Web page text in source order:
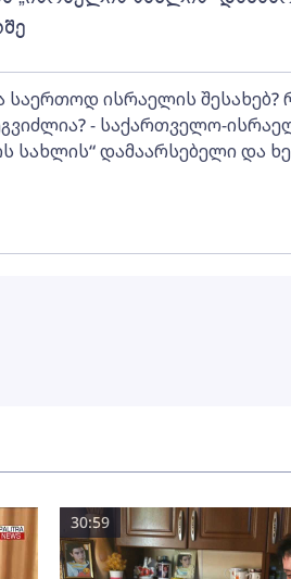
საერთოდ ისრაელის შესახებ?
- საქართველო-
სახლის“ დამაარსებელი და
30:59